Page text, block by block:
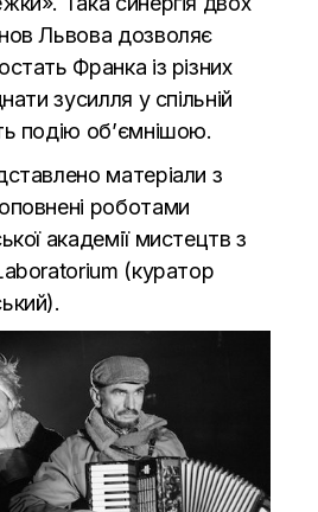
Львова дозволяє
Франка із різних
зусилля у спільній
подію об’ємнішою.
матеріали з
роботами
академії мистецтв з
(куратор